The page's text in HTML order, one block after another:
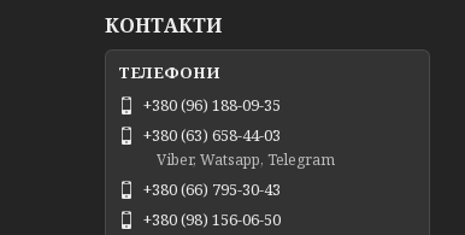
КОНТАКТИ
+380 (96) 188-09-35
+380 (63) 658-44-03
Viber, Watsapp, Telegram
+380 (66) 795-30-43
+380 (98) 156-06-50